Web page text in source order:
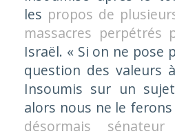
les propos de
massacres perpétrés
Israël. « Si on ne pose
question des valeurs
Insoumis sur un
alors nous ne le ferons
désormais